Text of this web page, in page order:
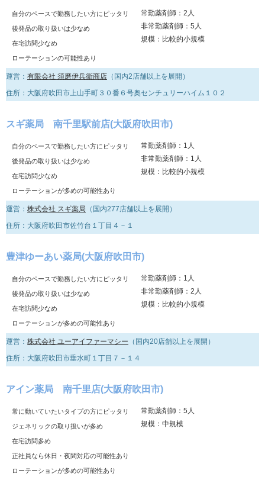
自分のペースで勤務したい方にピッタリ
後発品の取り扱いは少なめ
在宅訪問少なめ
ローテーションの可能性あり
常勤薬剤師：2人
非常勤薬剤師：5人
規模：比較的小規模
運営： 有限会社 須磨伊兵衛商店 （国内2店舗以上を展開）
住所：大阪府吹田市上山手町３０番６号奥センチュリーハイム１０２
スギ薬局 南千里駅前店(大阪府吹田市)
自分のペースで勤務したい方にピッタリ
後発品の取り扱いは少なめ
在宅訪問少なめ
ローテーションが多めの可能性あり
常勤薬剤師：1人
非常勤薬剤師：1人
規模：比較的小規模
運営： 株式会社 スギ薬局 （国内277店舗以上を展開）
住所：大阪府吹田市佐竹台１丁目４－１
豊津ゆーあい薬局(大阪府吹田市)
自分のペースで勤務したい方にピッタリ
後発品の取り扱いは少なめ
在宅訪問少なめ
ローテーションが多めの可能性あり
常勤薬剤師：1人
非常勤薬剤師：2人
規模：比較的小規模
運営： 株式会社 ユーアイファーマシー （国内20店舗以上を展開）
住所：大阪府吹田市垂水町１丁目７－１４
アイン薬局 南千里店(大阪府吹田市)
常に動いていたいタイプの方にピッタリ
ジェネリックの取り扱いが多め
在宅訪問多め
正社員なら休日・夜間対応の可能性あり
ローテーションが多めの可能性あり
常勤薬剤師：5人
規模：中規模